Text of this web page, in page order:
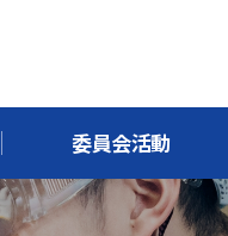
委員会活動